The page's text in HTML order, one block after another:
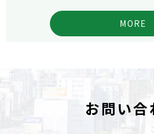
MORE
お問い合